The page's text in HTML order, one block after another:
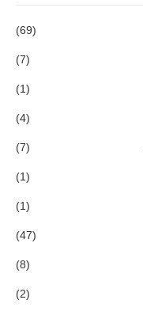
(69)
(7)
(1)
(4)
(7)
(1)
(1)
(47)
(8)
(2)